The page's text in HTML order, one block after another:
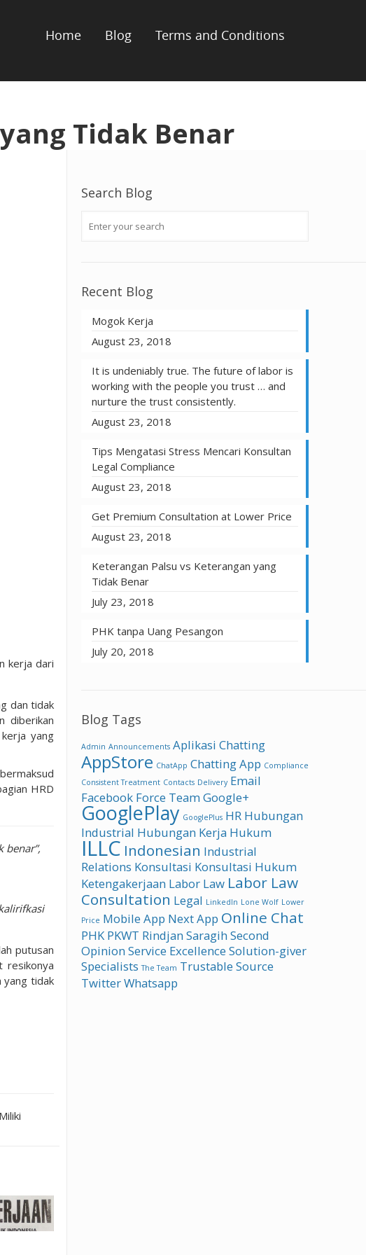
Home Blog Terms and Conditions
Tidak Benar
kerja dari
dan tidak
diberikan
yang
HRD
benar”,
putusan
resikonya
yang tidak
Miliki
inon line
Search Blog
Recent Blog
Mogok Kerja
August 23, 2018
It is undeniably true. The future of labor is
working with the people you trust … and
nurture the trust consistently.
August 23, 2018
Tips Mengatasi Stress Mencari Konsultan
Legal Compliance
August 23, 2018
Get Premium Consultation at Lower Price
August 23, 2018
Keterangan Palsu vs Keterangan yang
Tidak Benar
July 23, 2018
PHK tanpa Uang Pesangon
July 20, 2018
Blog Tags
Admin Announcements Aplikasi Chatting
AppStore ChatApp Chatting App Compliance
Consistent Treatment Contacts Delivery Email
Facebook Force TeamGoogle+
GooglePlay GooglePlus HR Hubungan
Industrial Hubungan Kerja Hukum
ILLC Indonesian Industrial
Relations Konsultasi Konsultasi Hukum
Ketengakerjaan Labor Law Labor Law
Consultation Legal LinkedIn Lone Wolf Lower
Price Mobile App Next App Online Chat
PHK PKWT Rindjan SaragihSecond
OpinionService ExcellenceSolution-giver
Specialists The Team Trustable Source
TwitterWhatsapp